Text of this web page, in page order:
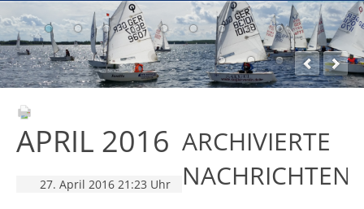
APRIL 2016
27. April 2016 21:23 Uhr
ARCHIVIERTE
NACHRICHTEN